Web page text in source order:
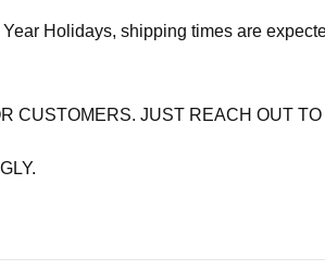
Holidays, shipping times are
CUSTOMERS. JUST REACH OUT